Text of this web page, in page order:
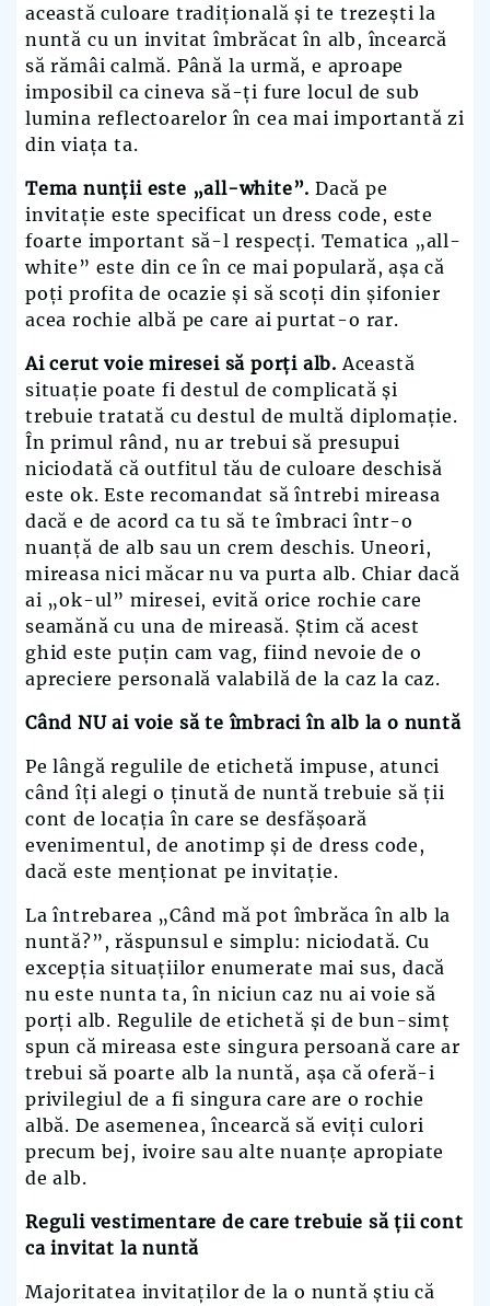
această culoare tradițională și te trezești la
nuntă cu un invitat îmbrăcat în alb, încearcă
să rămâi calmă. Până la urmă, e aproape
imposibil ca cineva să-ți fure locul de sub
lumina reflectoarelor în cea mai importantă zi
din viața ta.
Tema nunții este „all-white”. Dacă pe
invitație este specificat un dress code, este
foarte important să-l respecți. Tematica „all-
white” este din ce în ce mai populară, așa că
poți profita de ocazie și să scoți din șifonier
acea rochie albă pe care ai purtat-o rar.
Ai cerut voie miresei să porți alb.Această
situație poate fi destul de complicată și
trebuie tratată cu destul de multă diplomație.
În primul rând, nu ar trebui să presupui
niciodată că outfitul tău de culoare deschisă
este ok. Este recomandat să întrebi mireasa
dacă e de acord ca tu să te îmbraci într-o
nuanță de alb sau un crem deschis. Uneori,
mireasa nici măcar nu va purta alb. Chiar dacă
ai „ok-ul” miresei, evită orice rochie care
seamănă cu una de mireasă. Știm că acest
ghid este puțin cam vag, fiind nevoie de o
apreciere personală valabilă de la caz la caz.
Când NU ai voie să te îmbraci în alb la o nuntă
Pe lângă regulile de etichetă impuse, atunci
când îți alegi o ținută de nuntă trebuie să ții
cont de locația în care se desfășoară
evenimentul, de anotimp și de dress code,
dacă este menționat pe invitație.
La întrebarea „Când mă pot îmbrăca în alb la
nuntă?”, răspunsul e simplu: niciodată. Cu
excepția situațiilor enumerate mai sus, dacă
nu este nunta ta, în niciun caz nu ai voie să
porți alb. Regulile de etichetă și de bun-simț
spun că mireasa este singura persoană care ar
trebui să poarte alb la nuntă, așa că oferă-i
privilegiul de a fi singura care are o rochie
albă. De asemenea, încearcă să eviți culori
precum bej, ivoire sau alte nuanțe apropiate
de alb.
Reguli vestimentare de care trebuie să ții cont
ca invitat la nuntă
Majoritatea invitaților de la o nuntă știu că